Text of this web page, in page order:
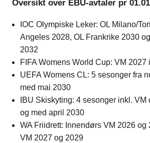
Oversikt over EBU-avtaler pr
IOC Olympiske Leker: OL Milano/
Angeles 2028, OL Frankrike 2030
2032
FIFA Womens World Cup: VM 2027
UEFA Womens CL: 5 sesonger fra
med mai 2030
IBU Skiskyting: 4 sesonger inkl. VM
og med april 2030
WA Friidrett: Innendørs VM 2026 og
VM 2027 og 2029